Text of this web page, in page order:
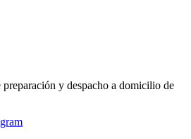
preparación y despacho a domicilio de